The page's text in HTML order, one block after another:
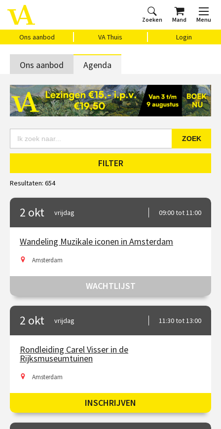
Zoeken Mand Menu
Ons aanbod VA Thuis Login
Home
Ons aanbod
Agenda
VAthuis
Over ons
Vragen?
Cadeaubon
Ons aanbod Agenda
ZOEK
FILTER
Resultaten: 654
2 okt vrijdag 09:00 tot 11:00
Wandeling Muzikale iconen in Amsterdam
Amsterdam
WACHTLIJST
2 okt vrijdag 11:30 tot 13:00
Rondleiding Carel Visser in de
Rijksmuseumtuinen
Amsterdam
INSCHRIJVEN